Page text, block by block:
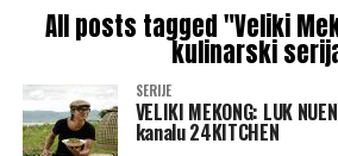
All posts tagged "Veliki
kulinarski
SERIJE
VELIKI MEKONG: LUK
kanalu 24KITCHEN